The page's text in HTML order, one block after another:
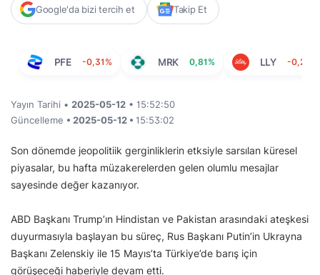
Google'da bizi tercih et Takip Et
PFE -0,31% MRK 0,81% LLY -0,20%
Yayın Tarihi • 2025-05-12 • 15:52:50
Güncelleme • 2025-05-12 • 15:53:02
Son dönemde jeopolitiik gerginliklerin etksiyle sarsılan küresel
piyasalar, bu hafta müzakerelerden gelen olumlu mesajlar
sayesinde değer kazanıyor.
ABD Başkanı Trump’ın Hindistan ve Pakistan arasındaki ateşkesi
duyurmasıyla başlayan bu süreç, Rus Başkanı Putin’in Ukrayna
Başkanı Zelenskiy ile 15 Mayıs’ta Türkiye’de barış için
görüşeceği haberiyle devam etti.